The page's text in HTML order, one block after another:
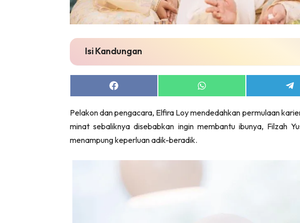
Isi Kandungan
Share
on
Share
on
on
Pelakon dan pengacara, Elfira Loy mendedahkan permulaan
minat sebaliknya disebabkan ingin membantu ibunya, Filzah
menampung keperluan adik-beradik.